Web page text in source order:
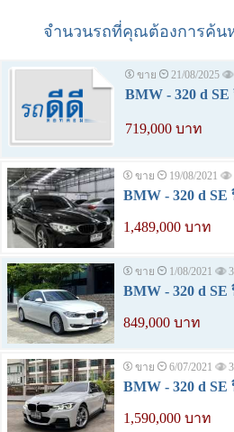
จำนวนรถที่คุณต้องการค้น
ขาย 21/08/2025
BMW - 320 d
719,000 บาท
ขาย 19/08/2021
BMW - 320 d SE
1,489,000 บาท
ขาย 1/08/2021
BMW - 320 d SE
849,000 บาท
ขาย 6/07/2021
BMW - 320 d SE
1,590,000 บาท